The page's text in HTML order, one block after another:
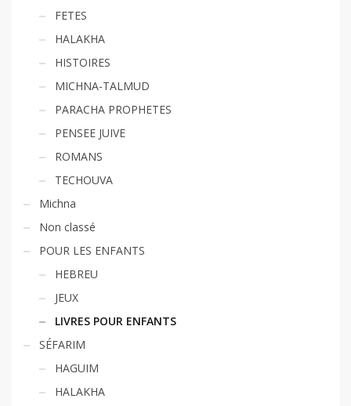
FETES
HALAKHA
HISTOIRES
MICHNA-TALMUD
PARACHA PROPHETES
PENSEE JUIVE
ROMANS
TECHOUVA
Michna
Non classé
POUR LES ENFANTS
HEBREU
JEUX
LIVRES POUR ENFANTS
SÉFARIM
HAGUIM
HALAKHA